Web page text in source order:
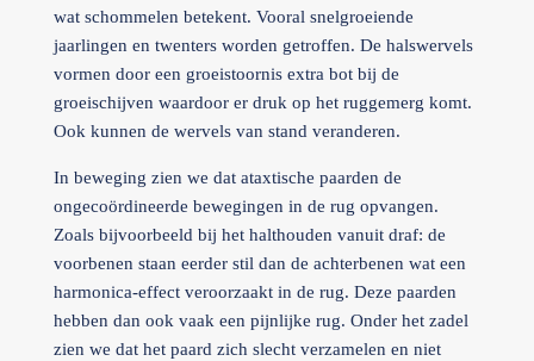
wat schommelen betekent. Vooral snelgroeiende
jaarlingen en twenters worden getroffen. De halswervels
vormen door een groeistoornis extra bot bij de
groeischijven waardoor er druk op het ruggemerg komt.
Ook kunnen de wervels van stand veranderen.
In beweging zien we dat ataxtische paarden de
ongecoördineerde bewegingen in de rug opvangen.
Zoals bijvoorbeeld bij het halthouden vanuit draf: de
voorbenen staan eerder stil dan de achterbenen wat een
harmonica-effect veroorzaakt in de rug. Deze paarden
hebben dan ook vaak een pijnlijke rug. Onder het zadel
zien we dat het paard zich slecht verzamelen en niet